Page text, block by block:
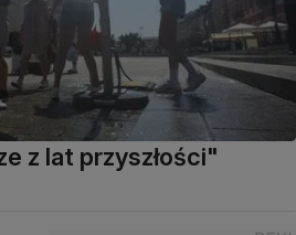
z lat przyszłości"